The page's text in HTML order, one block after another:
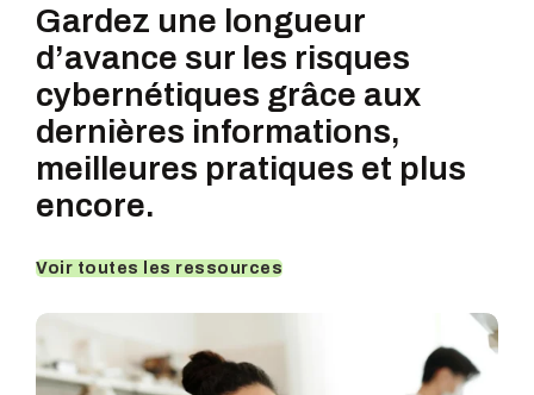
Gardez une longueur
d’avance sur les risques
cybernétiques grâce aux
dernières informations,
meilleures pratiques et plus
encore.
Voir toutes les ressources